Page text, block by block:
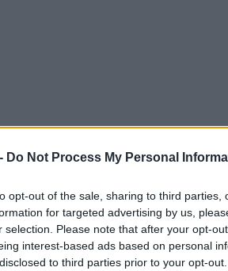
Do Not Process My Personal
opt-out of the sale, sharing to third
for targeted advertising by us,
selection. Please note that after your opt-
interest-based ads based on personal
to third parties prior to your opt-